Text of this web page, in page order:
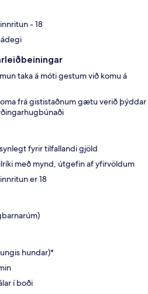
- 18
taka á móti gestum við komu á
frá gististaðnum gætu verið þýddar
fyrir tilfallandi gjöld
með mynd, útgefin af yfirvöldum
er 18
hundar)*
í boði